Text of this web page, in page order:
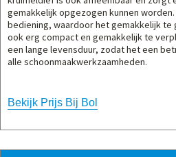
gemakkelijk opgezogen kunnen
bediening, waardoor het gemakkelijk te
ook erg compact en gemakkelijk te
een lange levensduur, zodat het een
alle schoonmaakwerkzaamheden.
Bekijk Prijs Bij Bol